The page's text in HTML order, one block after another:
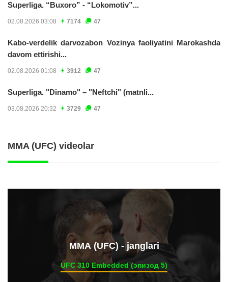
Superliga. “Buxoro” - “Lokomotiv”...
02.08.2026 03:08 7174 47
Kabo-verdelik darvozabon Vozinya faoliyatini Marokashda
davom ettirishi...
02.08.2026 01:08 3912 47
Superliga. "Dinamo" – "Neftchi" (matnli...
03.08.2026 20:32 3729 47
MMA (UFC) videolar
ММА (UFC) - janglari
UFC 310 Embedded (эпизод 5)